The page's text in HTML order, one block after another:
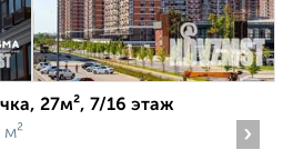
27м², 7/16 этаж
м² ›